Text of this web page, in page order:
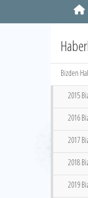
Bizden
2015
2016
2017
2018
2019